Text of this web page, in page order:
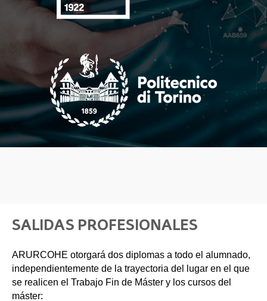
SALIDAS PROFESIONALES
ARURCOHE otorgará dos diplomas a todo el alumnado,
independientemente de la trayectoria del lugar en el que
se realicen el Trabajo Fin de Máster y los cursos del
máster: